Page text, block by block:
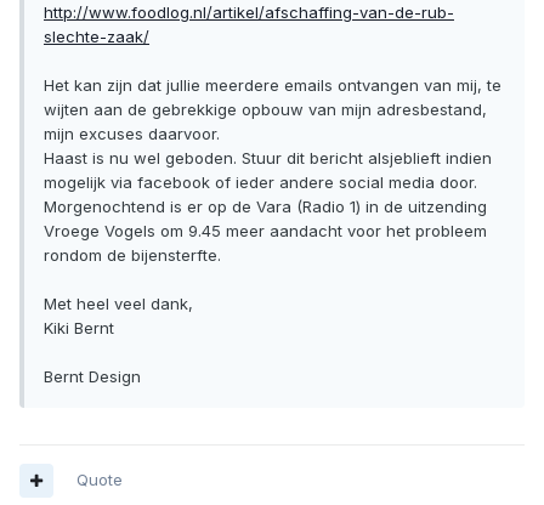
http://www.foodlog.nl/artikel/afschaffing-van-de-rub-
slechte-zaak/
Het kan zijn dat jullie meerdere emails ontvangen van mij, te
wijten aan de gebrekkige opbouw van mijn adresbestand,
mijn excuses daarvoor.
Haast is nu wel geboden. Stuur dit bericht alsjeblieft indien
mogelijk via facebook of ieder andere social media door.
Morgenochtend is er op de Vara (Radio 1) in de uitzending
Vroege Vogels om 9.45 meer aandacht voor het probleem
rondom de bijensterfte.
Met heel veel dank,
Kiki Bernt
Bernt Design
Quote